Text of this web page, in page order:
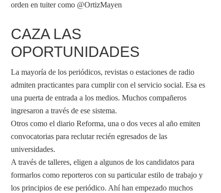
orden en tuiter como @OrtizMayen
CAZA LAS
OPORTUNIDADES
La mayoría de los periódicos, revistas o estaciones de radio
admiten practicantes para cumplir con el servicio social. Esa es
una puerta de entrada a los medios. Muchos compañeros
ingresaron a través de ese sistema.
Otros como el diario Reforma, una o dos veces al año emiten
convocatorias para reclutar recién egresados de las
universidades.
A través de talleres, eligen a algunos de los candidatos para
formarlos como reporteros con su particular estilo de trabajo y
los principios de ese periódico. Ahí han empezado muchos